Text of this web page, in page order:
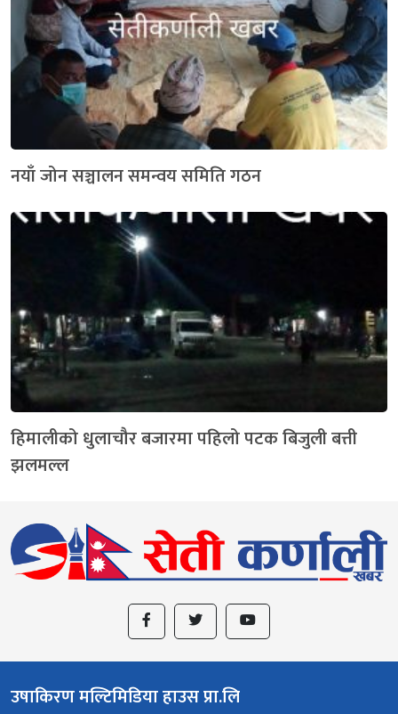
नयाँ जोन सञ्चालन समन्वय समिति गठन
हिमालीको धुलाचौर बजारमा पहिलो पटक बिजुली बत्ती
झलमल्ल
उषाकिरण मल्टिमिडिया हाउस प्रा.लि